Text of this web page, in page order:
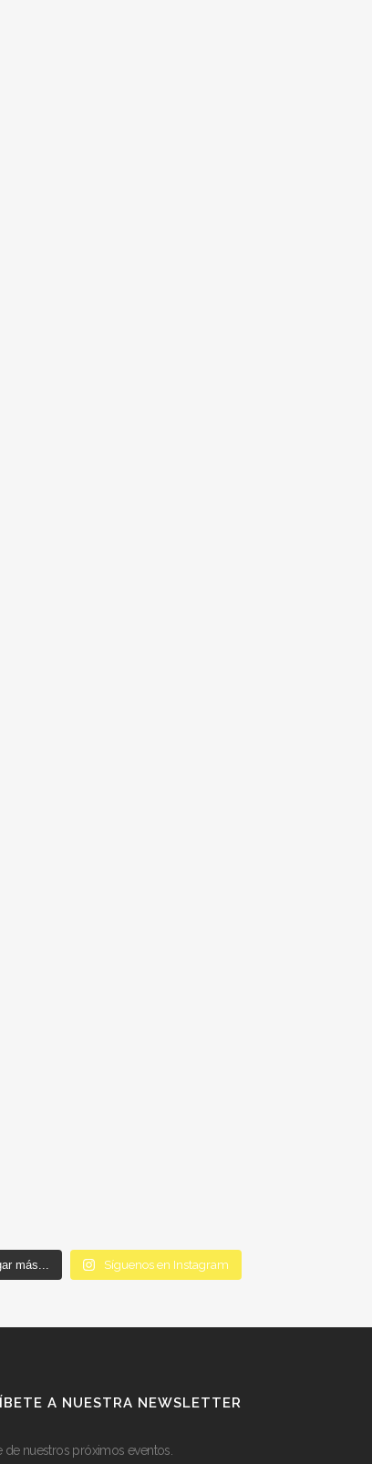
más... Síguenos en Instagram
A NUESTRA NEWSLETTER
de nuestros próximos eventos.